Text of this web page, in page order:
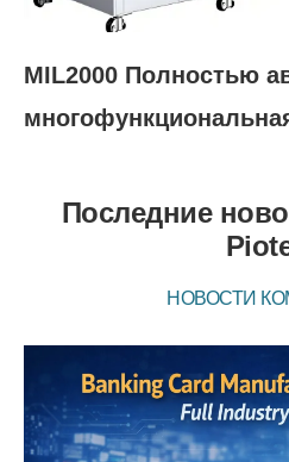
MIL2000 Полностью
Последние
НОВОСТИ